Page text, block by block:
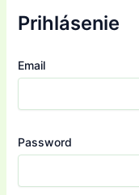
Prihlásenie
Email
Password